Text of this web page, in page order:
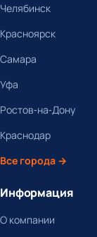
Челябинск
Красноярск
Самара
Уфа
Ростов-на-Дону
Краснодар
Все города →
Информация
О компании